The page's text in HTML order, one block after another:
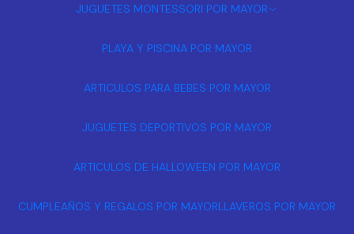
JUGUETES MONTESSORI POR MAYOR
PLAYA Y PISCINA POR MAYOR
ARTICULOS PARA BEBES POR MAYOR
JUGUETES DEPORTIVOS POR MAYOR
ARTICULOS DE HALLOWEEN POR MAYOR
CUMPLEAÑOS Y REGALOS POR MAYORLLAVEROS POR MAYOR